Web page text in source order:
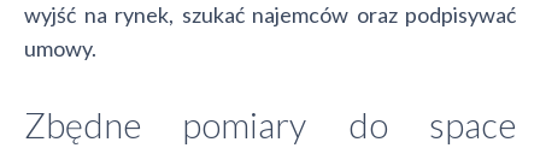
wyjść na rynek, szukać najemców oraz podpisywać
umowy.
Zbędne pomiary do space